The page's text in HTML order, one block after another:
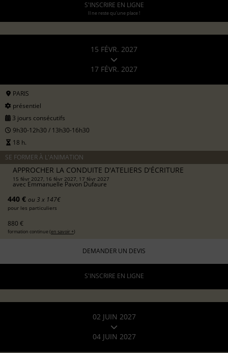
S'INSCRIRE EN LIGNE
Il ne reste qu'une place !
15 FÉVR. 2027
17 FÉVR. 2027
PARIS
présentiel
3 jours consécutifs
9h30-12h30 / 13h30-16h30
18 h.
SE FORMER À L'ANIMATION
APPROCHER LA CONDUITE D'ATELIERS D'ÉCRITURE
15 févr 2027, 16 févr 2027, 17 févr 2027
avec Emmanuelle Pavon Dufaure
440 € ou 3 x 147€
pour les particuliers
880 €
formation continue (en savoir +)
DEMANDER UN DEVIS
S'INSCRIRE EN LIGNE
02 JUIN 2027
04 JUIN 2027